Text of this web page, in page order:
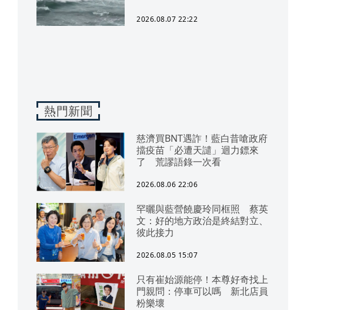
2026.08.07 22:22
熱門新聞
慈濟買BNT遇詐！藍白昔嗆政府
擋疫苗「必遭天譴」迴力鏢來
了 荒謬語錄一次看
2026.08.06 22:06
罕曬與藍營饒慶玲同框照 蔡英
文：好的地方政治是終結對立、
彼此接力
2026.08.05 15:07
只有崔始源能停！本尊好奇找上
門親問：停車可以嗎 新北店員
粉樂壞